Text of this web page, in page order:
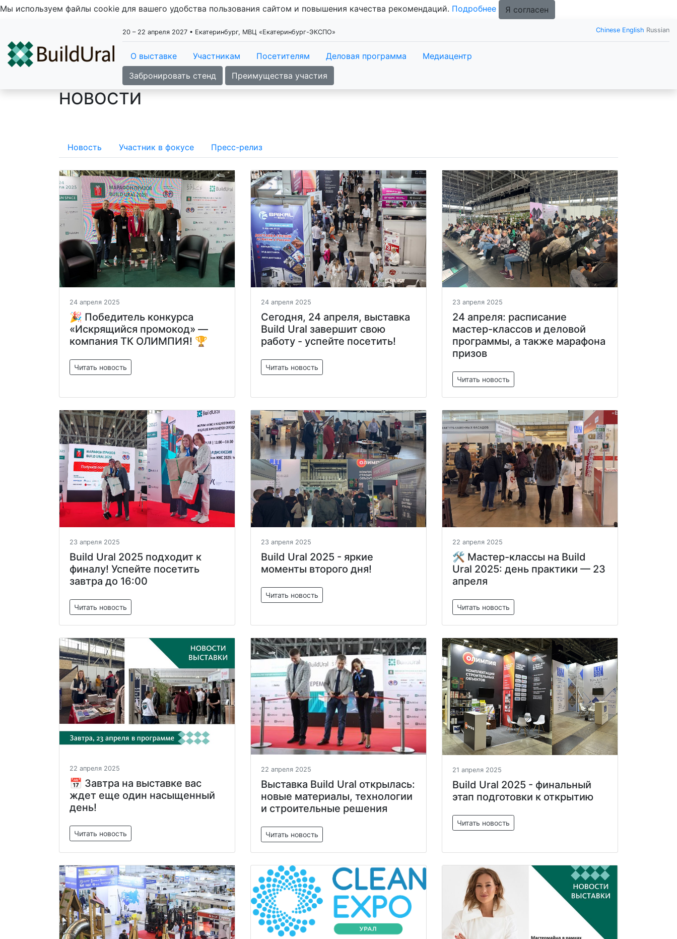
Мы используем файлы cookie для вашего удобства пользования сайтом и повышения качества рекомендаций. Подробнее Я согласен
20 – 22 апреля 2027 • Екатеринбург, МВЦ «Екатеринбург-ЭКСПО» Chinese English Russian
О выставке Участникам Посетителям Деловая программа
Медиацентр
Забронировать стенд
Преимущества участия
НОВОСТИ
Новость Участник в фокусе Пресс-релиз
24 апреля 2025
🎉 Победитель конкурса
«Искрящийся промокод» —
компания ТК ОЛИМПИЯ! 🏆
Читать новость
24 апреля 2025
Сегодня, 24 апреля, выставка
Build Ural завершит свою
работу - успейте посетить!
Читать новость
23 апреля 2025
24 апреля: расписание
мастер-классов и деловой
программы, а также марафона
призов
Читать новость
23 апреля 2025
Build Ural 2025 подходит к
финалу! Успейте посетить
завтра до 16:00
Читать новость
23 апреля 2025
Build Ural 2025 - яркие
моменты второго дня!
Читать новость
22 апреля 2025
🛠 Мастер-классы на Build
Ural 2025: день практики — 23
апреля
Читать новость
22 апреля 2025
📅 Завтра на выставке вас
ждет еще один насыщенный
день!
Читать новость
22 апреля 2025
Выставка Build Ural открылась:
новые материалы, технологии
и строительные решения
Читать новость
21 апреля 2025
Build Ural 2025 - финальный
этап подготовки к открытию
Читать новость